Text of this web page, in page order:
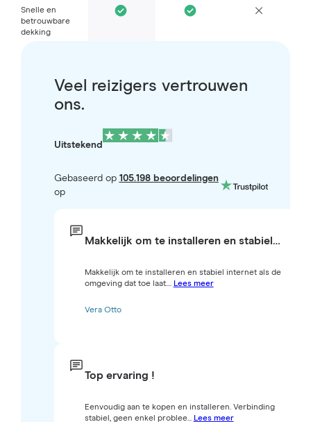
Snelle en
betrouwbare
dekking
Veel reizigers vertrouwen
ons.
Uitstekend
Gebaseerd op 105.198 beoordelingen
op
Makkelijk om te installeren en stabiel…
Makkelijk om te installeren en stabiel internet als de
omgeving dat toe laat.... Lees meer
Vera Otto
Top ervaring !
Eenvoudig aan te kopen en installeren. Verbinding
stabiel, geen enkel problee... Lees meer